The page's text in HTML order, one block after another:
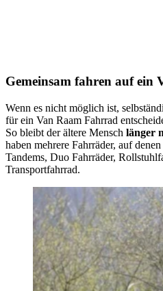
Gemeinsam fahren auf ein
Wenn es nicht möglich ist,
für ein Van Raam Fahrrad
So bleibt der ältere Mensch länger
haben mehrere Fahrräder, auf
Tandems, Duo Fahrräder,
Transportfahrrad.